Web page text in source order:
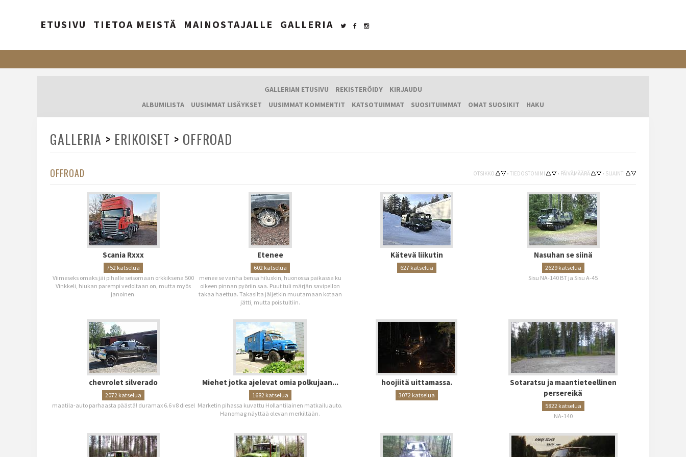
ETUSIVU TIETOA MEISTÄ MAINOSTAJALLE GALLERIA
GALLERIAN ETUSIVU REKISTERÖIDY
KIRJAUDU
ALBUMILISTA
UUSIMMAT LISÄYKSET UUSIMMAT KOMMENTIT KATSOTUIMMAT SUOSITUIMMAT OMAT SUOSIKIT HAKU
GALLERIA > ERIKOISET > OFFROAD
OFFROAD OTSIKKO • TIEDOSTONIMI • PÄIVÄMÄÄRÄ • SIJAINTI
Scania Rxxx
752 katselua
Viimeseks omaks jäi pihalle seisomaan orkkiksena 500
Vinkkeli, hiukan parempi vedoltaan on, mutta myös
janoinen.
Etenee
602 katselua
menee se vanha bensa hiluxkin, huonossa paikassa ku
oikeen pinnan pyöriin saa. Puut tuli märjän savipellon
takaa haettua. Takasilta jäljetkin muutamaan kotaan
jätti, mutta pois tultiin.
Kätevä liikutin
627 katselua
Nasuhan se siinä
2629 katselua
Sisu NA-140 BT ja Sisu A-45
chevrolet silverado
2072 katselua
maatila-auto parhaasta päästä! duramax 6.6 v8 diesel
Miehet jotka ajelevat omia polkujaan...
1682 katselua
Marketin pihassa kuvattu Hollantilainen matkailuauto.
Hanomag näyttää olevan merkiltään.
hoojiitä uittamassa.
3072 katselua
Sotaratsu ja maantieteellinen
persereikä
5822 katselua
NA-140